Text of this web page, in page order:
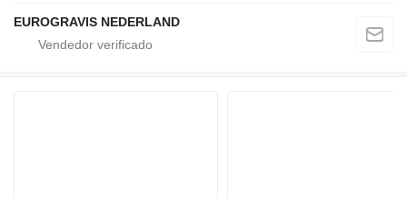
EUROGRAVIS NEDERLAND